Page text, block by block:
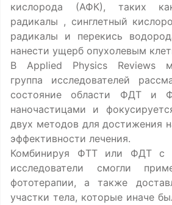
кислорода (АФК), таких
радикалы , синглетный
радикалы и перекись
нанести ущерб опухолевым
В Applied Physics Reviews
группа исследователей
состояние области ФДТ и
наночастицами и
двух методов для достижения
эффективности лечения.
Комбинируя ФТТ или ФДТ с
исследователи смогли
фототерапии, а также
участки тела, которые иначе